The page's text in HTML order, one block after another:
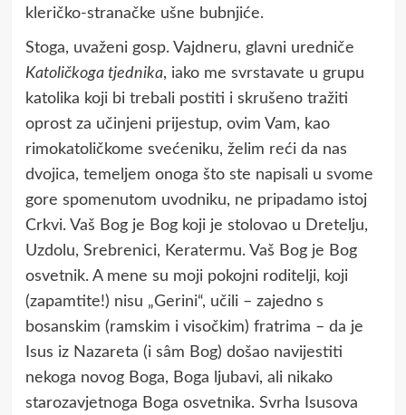
kleričko-stranačke ušne bubnjiće.
Stoga, uvaženi gosp. Vajdneru, glavni uredniče
Katoličkoga tjednika, iako me svrstavate u grupu
katolika koji bi trebali postiti i skrušeno tražiti
oprost za učinjeni prijestup, ovim Vam, kao
rimokatoličkome svećeniku, želim reći da nas
dvojica, temeljem onoga što ste napisali u svome
gore spomenutom uvodniku, ne pripadamo istoj
Crkvi. Vaš Bog je Bog koji je stolovao u Dretelju,
Uzdolu, Srebrenici, Keratermu. Vaš Bog je Bog
osvetnik. A mene su moji pokojni roditelji, koji
(zapamtite!) nisu „Gerini“, učili – zajedno s
bosanskim (ramskim i visočkim) fratrima – da je
Isus iz Nazareta (i sâm Bog) došao navijestiti
nekoga novog Boga, Boga ljubavi, ali nikako
starozavjetnoga Boga osvetnika. Svrha Isusova